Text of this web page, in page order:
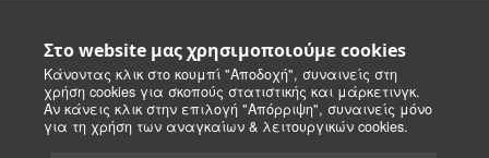
Στο website μας χρησιμοποιούμε cookies
Κάνοντας κλικ στο κουμπί "Αποδοχή", συναινείς στη
χρήση cookies για σκοπούς στατιστικής και μάρκετινγκ.
Αν κάνεις κλικ στην επιλογή "Απόρριψη", συναινείς μόνο
για τη χρήση των αναγκαίων & λειτουργικών cookies.